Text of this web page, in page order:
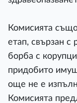
Комисията
етап, свързан с
борба с
придобито
още не е
Комисията